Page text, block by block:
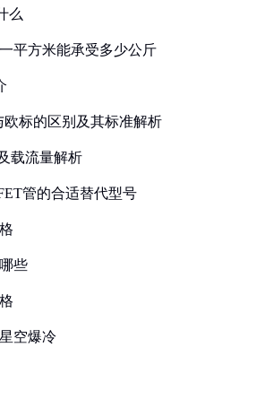
么
平方米能承受多少公斤
欧标的区别及其标准解析
载流量解析
管的合适替代型号
些
空爆冷